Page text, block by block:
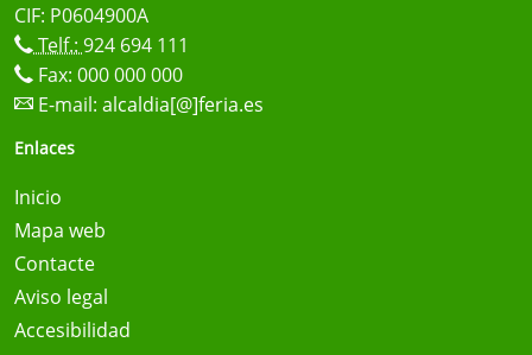
CIF: P0604900A
Telf.: 924 694 111
Fax: 000 000 000
E-mail: alcaldia[@]feria.es
Enlaces
Inicio
Mapa web
Contacte
Aviso legal
Accesibilidad